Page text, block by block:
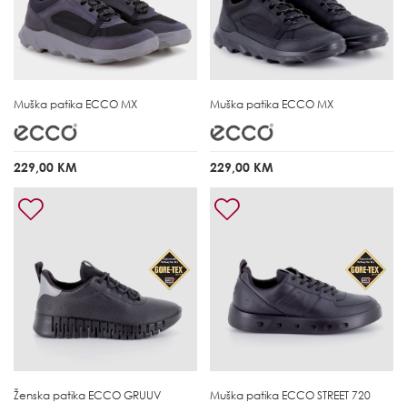
Muška patika ECCO MX
229,00 KM
Muška patika ECCO MX
229,00 KM
Ženska patika ECCO GRUUV Muška patika ECCO STREET 720